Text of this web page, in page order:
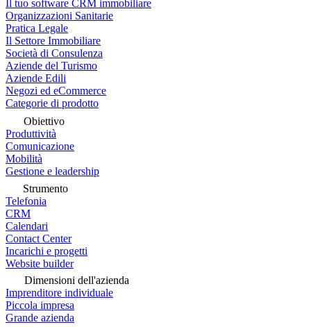
Il tuo software CRM immobiliare
Organizzazioni Sanitarie
Pratica Legale
Il Settore Immobiliare
Società di Consulenza
Aziende del Turismo
Aziende Edili
Negozi ed eCommerce
Categorie di prodotto
Obiettivo
Produttività
Comunicazione
Mobilità
Gestione e leadership
Strumento
Telefonia
CRM
Calendari
Contact Center
Incarichi e progetti
Website builder
Dimensioni dell'azienda
Imprenditore individuale
Piccola impresa
Grande azienda